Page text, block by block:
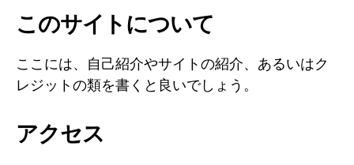
このサイトについて
ここには、自己紹介やサイトの紹介、あるいはク
レジットの類を書くと良いでしょう。
アクセス